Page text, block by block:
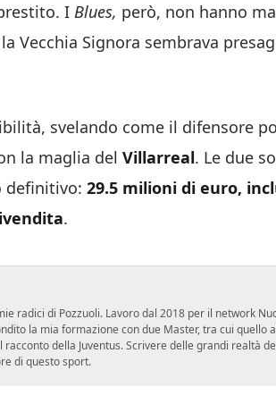
I Blues, però, non hanno
Vecchia Signora sembrava
svelando come il difensore
la maglia del Villarreal. Le due
definitivo: 29.5 milioni di euro,
.
radici di Pozzuoli. Lavoro dal 2018 per il network
la mia formazione con due Master, tra cui quello
della Juventus. Scrivere delle grandi realtà
di questo sport.